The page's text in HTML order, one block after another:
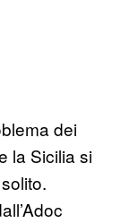
dei
la Sicilia si